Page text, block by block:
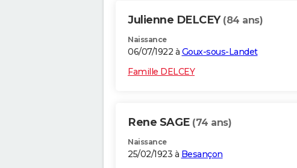
Julienne DELCEY (84 ans)
Naissance
06/07/1922 à Goux-sous-Landet
Famille DELCEY
Rene SAGE (74 ans)
Naissance
25/02/1923 à Besançon